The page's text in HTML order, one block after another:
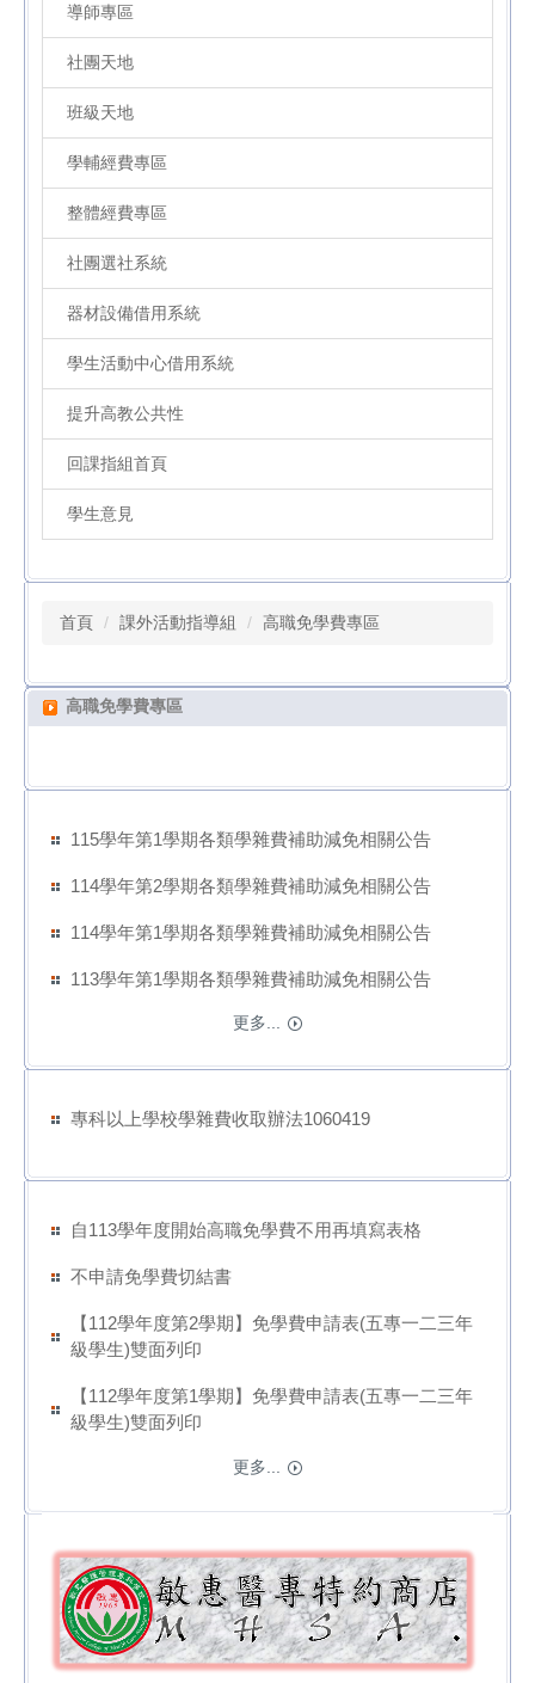
導師專區
社團天地
班級天地
學輔經費專區
整體經費專區
社團選社系統
器材設備借用系統
學生活動中心借用系統
提升高教公共性
回課指組首頁
學生意見
首頁 課外活動指導組 高職免學費專區
高職免學費專區
115學年第1學期各類學雜費補助減免相關公告
114學年第2學期各類學雜費補助減免相關公告
114學年第1學期各類學雜費補助減免相關公告
113學年第1學期各類學雜費補助減免相關公告
更多...
專科以上學校學雜費收取辦法1060419
自113學年度開始高職免學費不用再填寫表格
不申請免學費切結書
【112學年度第2學期】免學費申請表(五專一二三年
級學生)雙面列印
【112學年度第1學期】免學費申請表(五專一二三年
級學生)雙面列印
更多...